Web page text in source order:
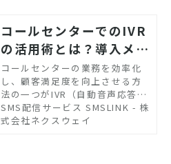
コールセンターでのIVR
の活用術とは？導入メリ
ットや成功事例を紹介
コールセンターの業務を効率化
し、顧客満足度を向上させる方
法の一つがIVR（自動音声応答）
の導入です。IVRを活用すれば、
オペレーターの負担を軽減し、
SMS配信サービス SMSLINK - 株
式会社ネクスウェイ